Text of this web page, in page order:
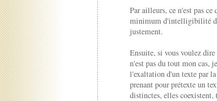
Par ailleurs, ce n'est pas
minimum d'intelligibilité
justement.
Ensuite, si vous voulez
n'est pas du tout mon cas,
l'exaltation d'un texte par
prenant pour prétexte un
distinctes, elles